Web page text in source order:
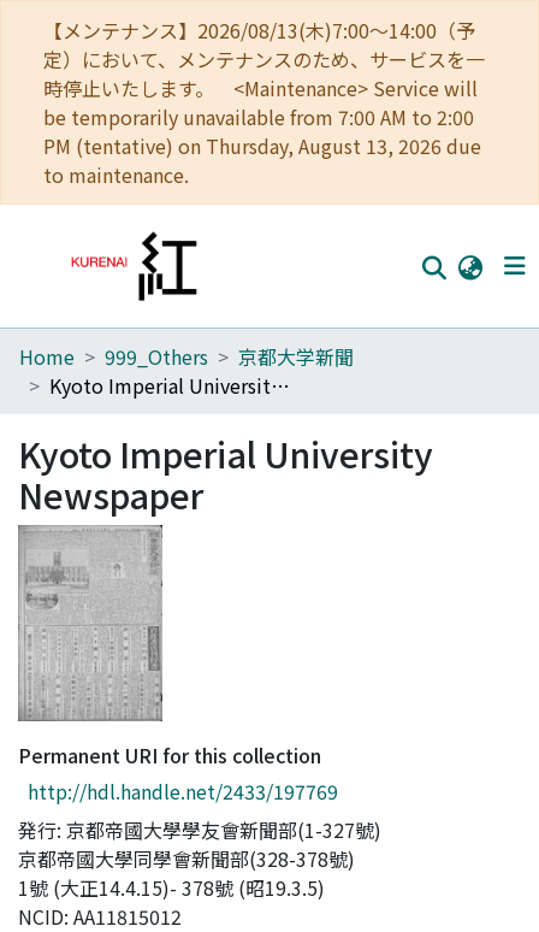
【メンテナンス】2026/08/13(木)7:00～14:00（予
定）において、メンテナンスのため、サービスを一
時停止いたします。 <Maintenance> Service will
be temporarily unavailable from 7:00 AM to 2:00
PM (tentative) on Thursday, August 13, 2026 due
to maintenance.
Home
Browse
Download Ranking
Access Statistics
Library Network
Home 999_Others
京都大学新聞
Kyoto Imperial University Newspaper
Kyoto Imperial University
Newspaper
Permanent URI for this collection
http://hdl.handle.net/2433/197769
発行: 京都帝國大學學友會新聞部(1-327號)
京都帝國大學同學會新聞部(328-378號)
1號 (大正14.4.15)- 378號 (昭19.3.5)
NCID: AA11815012